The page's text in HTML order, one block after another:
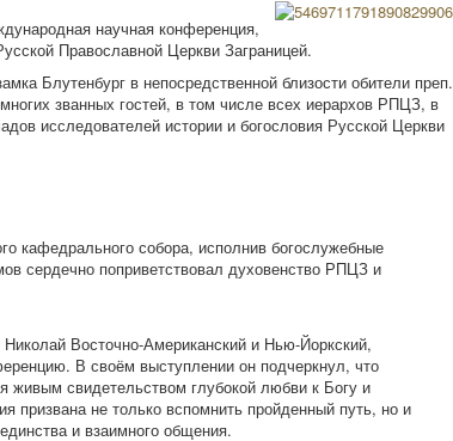
научная конференция,
Православной Церкви Заграницей.
Блутенбург в непосредственной близости обители преп.
званных гостей, в том числе всех иерархов РПЦЗ, в
исследователей истории и богословия Русской Церкви
кафедрального собора, исполнив богослужебные
сердечно поприветствовал духовенство РПЦЗ и
Восточно-Американский и Нью-Йоркский,
В своём выступлении он подчеркнул, что
живым свидетельством глубокой любви к Богу и
призвана не только вспомнить пройденный путь, но и
и взаимного общения.